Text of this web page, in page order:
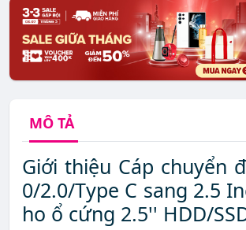
MÔ TẢ
Giới thiệu Cáp chuyển
0/2.0/Type C sang 2.5
ho ổ cứng 2.5'' HDD/